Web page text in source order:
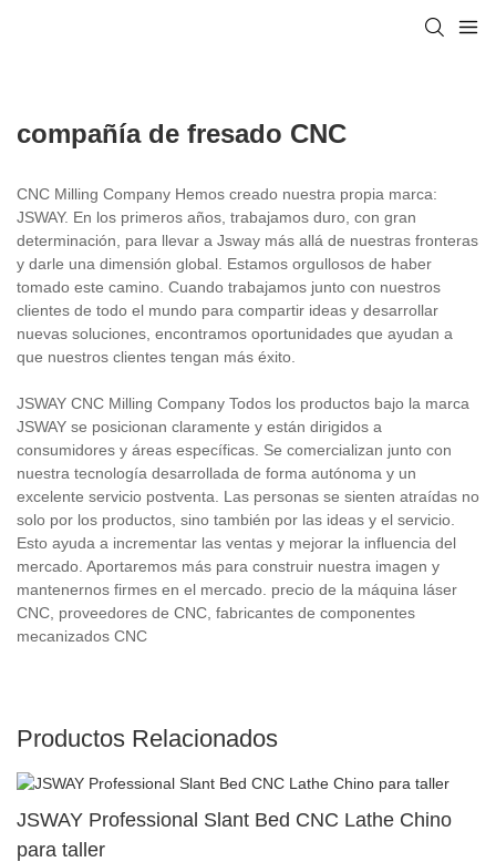
compañía de fresado CNC
CNC Milling Company Hemos creado nuestra propia marca:
JSWAY. En los primeros años, trabajamos duro, con gran
determinación, para llevar a Jsway más allá de nuestras fronteras
y darle una dimensión global. Estamos orgullosos de haber
tomado este camino. Cuando trabajamos junto con nuestros
clientes de todo el mundo para compartir ideas y desarrollar
nuevas soluciones, encontramos oportunidades que ayudan a
que nuestros clientes tengan más éxito.
JSWAY CNC Milling Company Todos los productos bajo la marca
JSWAY se posicionan claramente y están dirigidos a
consumidores y áreas específicas. Se comercializan junto con
nuestra tecnología desarrollada de forma autónoma y un
excelente servicio postventa. Las personas se sienten atraídas no
solo por los productos, sino también por las ideas y el servicio.
Esto ayuda a incrementar las ventas y mejorar la influencia del
mercado. Aportaremos más para construir nuestra imagen y
mantenernos firmes en el mercado. precio de la máquina láser
CNC, proveedores de CNC, fabricantes de componentes
mecanizados CNC
Productos Relacionados
JSWAY Professional Slant Bed CNC Lathe Chino
para taller